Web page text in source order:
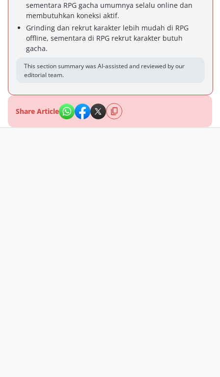
sementara RPG gacha umumnya selalu online dan
membutuhkan koneksi aktif.
Grinding dan rekrut karakter lebih mudah di RPG
offline, sementara di RPG rekrut karakter butuh
gacha.
This section summary was AI-assisted and reviewed by our
editorial team.
Share Article